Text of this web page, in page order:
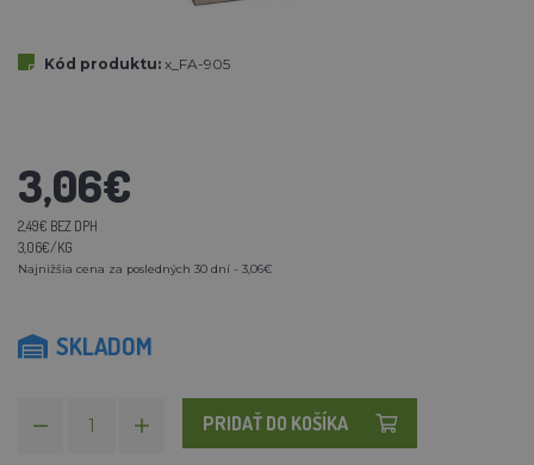
Kód produktu: x_FA-905
3,06€
2,49€ BEZ DPH
3,06€/KG
Najnižšia cena za posledných 30 dní - 3,06€
SKLADOM
PRIDAŤ DO KOŠÍKA